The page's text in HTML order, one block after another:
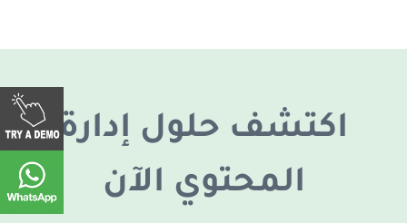
اكتشف حلول إدارة
المحتوي الآن